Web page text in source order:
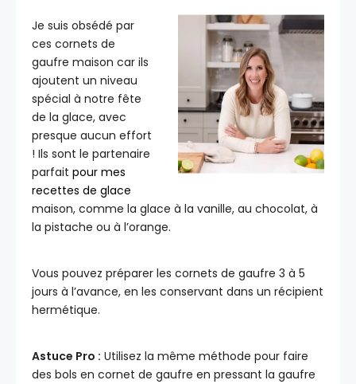
Je suis obsédé par
ces cornets de
gaufre maison car ils
ajoutent un niveau
spécial à notre fête
de la glace, avec
presque aucun effort
! Ils sont le partenaire
parfait pour mes
recettes de glace
maison, comme la glace à la vanille, au chocolat, à
la pistache ou à l’orange.
Vous pouvez préparer les cornets de gaufre 3 à 5
jours à l’avance, en les conservant dans un récipient
hermétique.
Astuce Pro : Utilisez la même méthode pour faire
des bols en cornet de gaufre en pressant la gaufre